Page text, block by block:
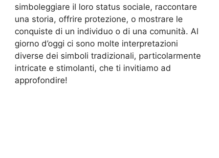
simboleggiare il loro status sociale, raccontare
una storia, offrire protezione, o mostrare le
conquiste di un individuo o di una comunità. Al
giorno d’oggi ci sono molte interpretazioni
diverse dei simboli tradizionali, particolarmente
intricate e stimolanti, che ti invitiamo ad
approfondire!